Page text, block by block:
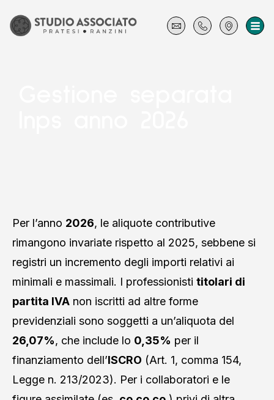
Per l’anno 2026, le aliquote contributive
rimangono invariate rispetto al 2025, sebbene si
registri un incremento degli importi relativi ai
minimali e massimali. I professionisti titolari di
partita IVA non iscritti ad altre forme
previdenziali sono soggetti a un’aliquota del
26,07%, che include lo 0,35% per il
finanziamento dell’ISCRO (Art. 1, comma 154,
Legge n. 213/2023). Per i collaboratori e le